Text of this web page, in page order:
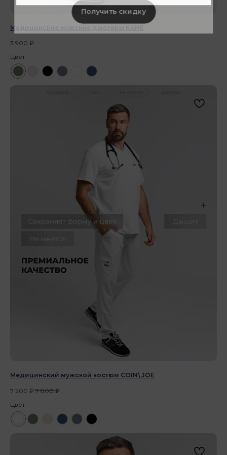
Медицинские мужские джогеры KANE
3 900 ₽
Цвет
Медицинский мужской костюм COIN\ JOE
7 200 ₽ 7 800 ₽
Цвет